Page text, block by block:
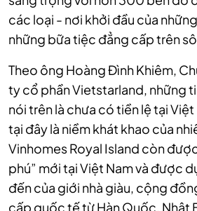
các loại - nơi khởi đầu của
những bữa tiệc đẳng cấp trên
Theo ông Hoàng Đình Khiêm,
ty cổ phần Vietstarland, những
nói trên là chưa có tiền lệ tại
tại đây là niềm khát khao của
Vinhomes Royal Island còn
phú” mới tại Việt Nam và được
đến của giới nhà giàu, cộng
cấp quốc tế từ Hàn Quốc, Nhật